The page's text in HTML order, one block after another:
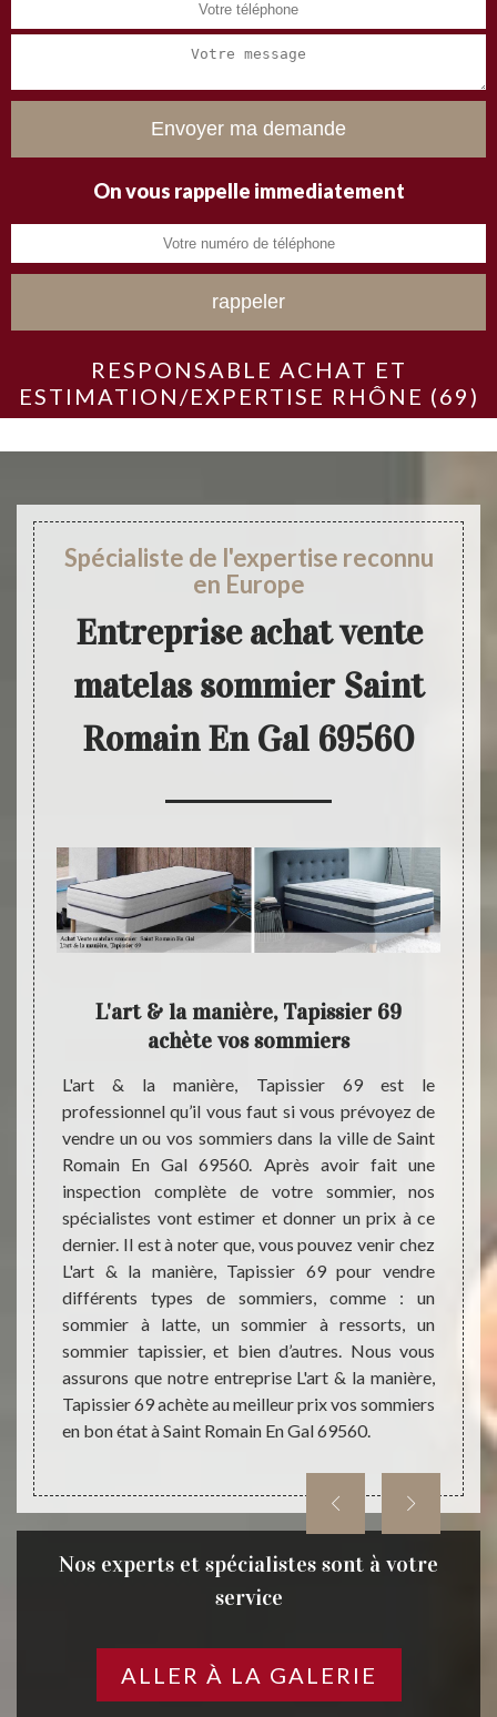
On vous rappelle immediatement
RESPONSABLE ACHAT ET
ESTIMATION/EXPERTISE RHÔNE (69)
Spécialiste de l'expertise reconnu
en Europe
Entreprise achat vente
matelas sommier Saint
Romain En Gal 69560
Gal
& la
de
& la
de
fait,
L'art & la manière, Tapissier 69
achète vos sommiers
L'art & la manière, Tapissier 69 est le
professionnel qu’il vous faut si vous prévoyez de
vendre un ou vos sommiers dans la ville de Saint
Romain En Gal 69560. Après avoir fait une
inspection complète de votre sommier, nos
spécialistes vont estimer et donner un prix à ce
dernier. Il est à noter que, vous pouvez venir chez
L'art & la manière, Tapissier 69 pour vendre
différents types de sommiers, comme : un
sommier à latte, un sommier à ressorts, un
sommier tapissier, et bien d’autres. Nous vous
assurons que notre entreprise L'art & la manière,
Tapissier 69 achète au meilleur prix vos sommiers
en bon état à Saint Romain En Gal 69560.
est
fait,
Saint
Nos experts et spécialistes sont à votre
service
ALLER À LA GALERIE